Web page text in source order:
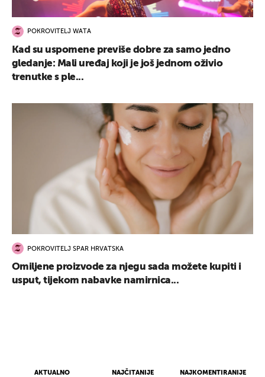
AKTUALNO NAJČITANIJE NAJKOMENTIRANIJE
POKROVITELJ WATA
Kad su uspomene previše dobre za samo jedno
gledanje: Mali uređaj koji je još jednom oživio
trenutke s ple...
POKROVITELJ SPAR HRVATSKA
Omiljene proizvode za njegu sada možete kupiti i
usput, tijekom nabavke namirnica...